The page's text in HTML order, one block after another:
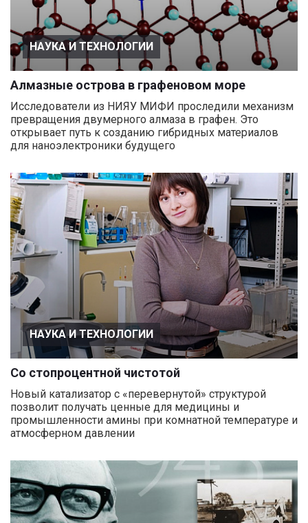
НАУКА И ТЕХНОЛОГИИ
Алмазные острова в графеновом море
Исследователи из НИЯУ МИФИ проследили механизм
превращения двумерного алмаза в графен. Это
открывает путь к созданию гибридных материалов
для наноэлектроники будущего
НАУКА И ТЕХНОЛОГИИ
Со стопроцентной чистотой
Новый катализатор с «перевернутой» структурой
позволит получать ценные для медицины и
промышленности амины при комнатной температуре и
атмосферном давлении